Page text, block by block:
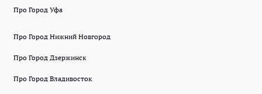
Про Город Уфа
Про Город Нижний Новгород
Про Город Дзержинск
Про Город Владивосток